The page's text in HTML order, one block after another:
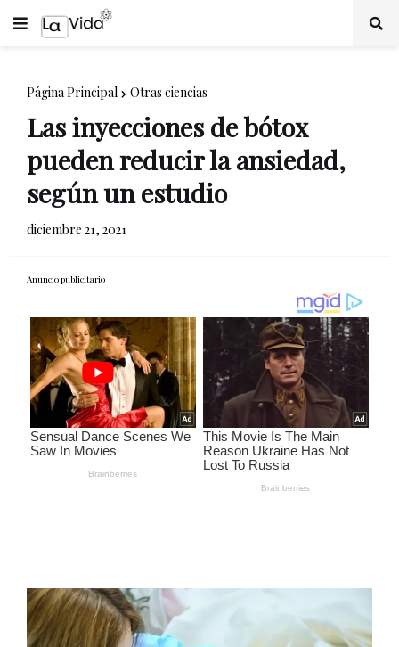
Página Principal Otras ciencias
Las inyecciones de bótox
pueden reducir la ansiedad,
según un estudio
diciembre 21, 2021
Anuncio publicitario